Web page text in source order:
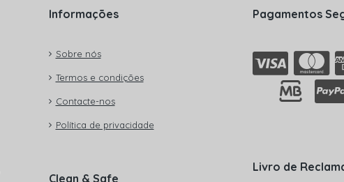
Informações
Sobre nós
Termos e condições
Contacte-nos
Política de privacidade
Clean & Safe
Pagamentos
Livro de